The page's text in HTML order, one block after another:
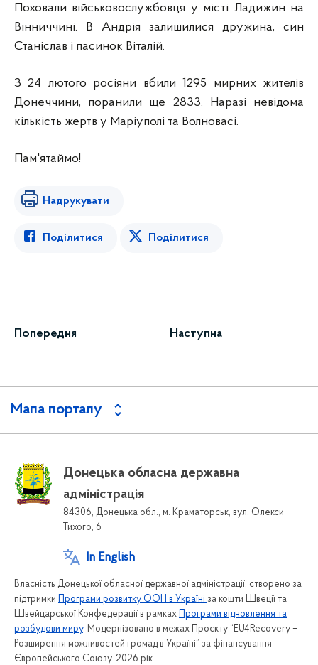
Поховали військовослужбовця у місті Ладижин на
Вінниччині. В Андрія залишилися дружина, син
Станіслав і пасинок Віталій.
З 24 лютого росіяни вбили 1295 мирних жителів
Донеччини, поранили ще 2833. Наразі невідома
кількість жертв у Маріуполі та Волновасі.
Пам'ятаймо!
Надрукувати
Поділитися Поділитися
Попередня Наступна
Мапа порталу
Донецька обласна державна
адміністрація
84306, Донецька обл., м. Краматорськ, вул. Олекси
Тихого, 6
In English
Власність Донецької обласної державної адміністрації, створено за
підтримки Програми розвитку ООН в Україні за кошти Швеції та
Швейцарської Конфедерації в рамках Програми відновлення та
розбудови миру. Модернізовано в межах Проєкту “EU4Recovery –
Розширення можливостей громад в Україні” за фінансування
Європейського Союзу. 2026 рік